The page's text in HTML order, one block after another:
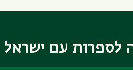
ראשי
לספרות עם ישראל